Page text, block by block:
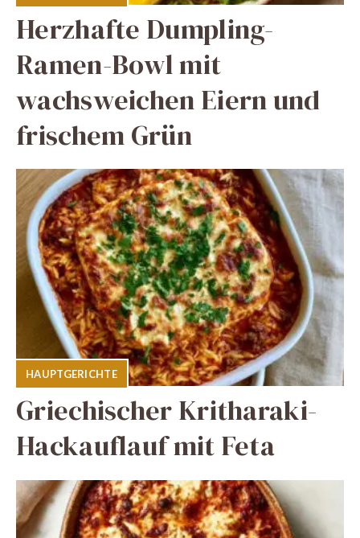
Herzhafte Dumpling-
Ramen-Bowl mit
wachsweichen Eiern und
frischem Grün
HAUPTGERICHTE
Griechischer Kritharaki-
Hackauflauf mit Feta